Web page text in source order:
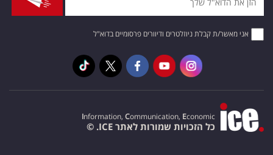
אני מאשר/ת קבלת ניוזלטרים ודיוורים פרסומיים בדוא"ל
Information, Communication, Economic
כל הזכויות שמורות לאתר ICE. ©